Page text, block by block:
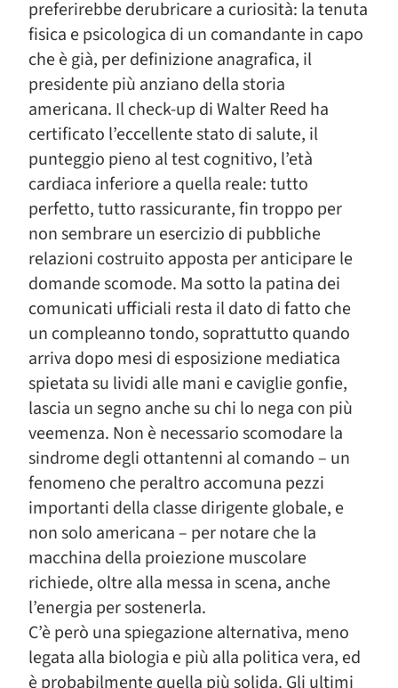
preferirebbe derubricare a curiosità: la tenuta
fisica e psicologica di un comandante in capo
che è già, per definizione anagrafica, il
presidente più anziano della storia
americana. Il check-up di Walter Reed ha
certificato l’eccellente stato di salute, il
punteggio pieno al test cognitivo, l’età
cardiaca inferiore a quella reale: tutto
perfetto, tutto rassicurante, fin troppo per
non sembrare un esercizio di pubbliche
relazioni costruito apposta per anticipare le
domande scomode. Ma sotto la patina dei
comunicati ufficiali resta il dato di fatto che
un compleanno tondo, soprattutto quando
arriva dopo mesi di esposizione mediatica
spietata su lividi alle mani e caviglie gonfie,
lascia un segno anche su chi lo nega con più
veemenza. Non è necessario scomodare la
sindrome degli ottantenni al comando – un
fenomeno che peraltro accomuna pezzi
importanti della classe dirigente globale, e
non solo americana – per notare che la
macchina della proiezione muscolare
richiede, oltre alla messa in scena, anche
l’energia per sostenerla.
C’è però una spiegazione alternativa, meno
legata alla biologia e più alla politica vera, ed